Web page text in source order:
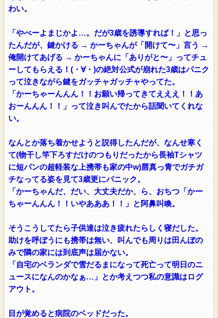
わい。
「やべーよまじかよ…。だが3歳を誘導すれば！」と思っ
たんだが、鍵かける → かーちゃんが「開けて〜」言う →
俺開けてあげる → かーちゃんに「ありがと〜」ってチュ
ーしてもらえる！(・∀・)の絶対公式が崩れた3歳はパニク
って泣きながら鍵をガッチャガッチャやってた。
「かーちゃーんんん！！お願い帰ってきてえええ！！あ
おーんんん！！」って泣き叫んでたから話聞いてくれな
い。
なんとか落ち着かせようと説得したんだが、なんせ寒く
て(物干し竿下ろすだけのつもりだったから長袖Tシャツ
に短パンの超軽装な上携帯も家の中w)唇真っ青でガチガ
チなってる姿を見て3歳更にパニック。
「かーちゃんだ、だい、大丈夫だか、ら、おちつ「かー
ちゃーんんん！！いやあああ！！」と阿鼻叫喚。
そうこうしてたら子供達は泣き疲れたらしく寝だした。
助けを呼ぼうにも携帯は無い、叫んでも周りは田んぼの
みで隣の家には到底声は届かない。
「自宅のベランダで雪だるまになって死亡って明日のニ
ュースになんのかなぁ…」とか考えつつ私の意識はログ
アウト。
目が覚めると病院のベッドだった。